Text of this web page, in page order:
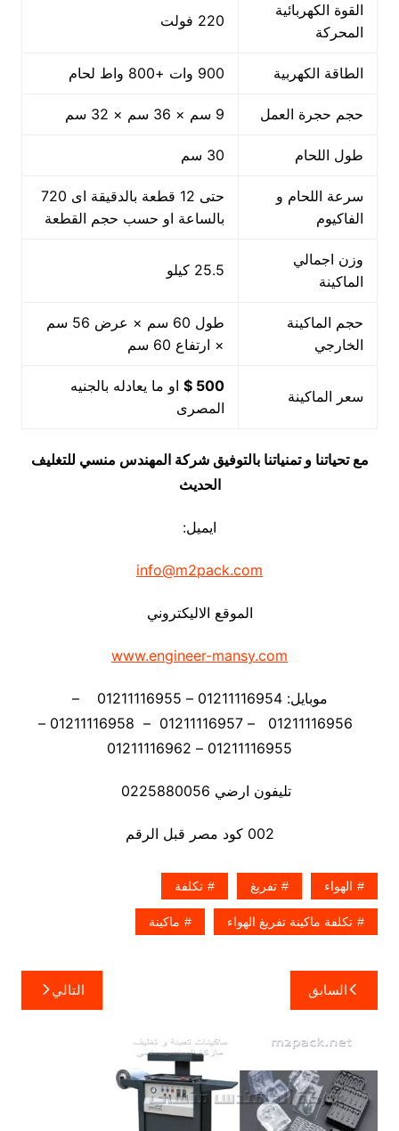
القوة الكهربائية
المحركة
220 فولت
الطاقة الكهربية 900 وات +800 واط لحام
حجم حجرة العمل 9 سم × 36 سم × 32 سم
طول اللحام 30 سم
سرعة اللحام و
الفاكيوم
حتى 12 قطعة بالدقيقة اى 720
بالساعة او حسب حجم القطعة
وزن اجمالي
الماكينة
25.5 كيلو
حجم الماكينة
الخارجي
طول 60 سم × عرض 56 سم
× ارتفاع 60 سم
سعر الماكينة
500 $
او ما يعادله بالجنيه
المصرى
مع تحياتنا و تمنياتنا بالتوفيق شركة المهندس منسي للتغليف
الحديث
ايميل:
info@m2pack.com
الموقع الاليكتروني
www.engineer-mansy.com
موبايل: 01211116954 – 01211116955 –
01211116956 – 01211116957 – 01211116958 –
01211116955 – 01211116962
تليفون ارضي 0225880056
002 كود مصر قبل الرقم
الهواء تفريغ تكلفة
تكلفة ماكينة تفريغ الهواء ماكينة
تصفّح
المقالات
السابق التالي